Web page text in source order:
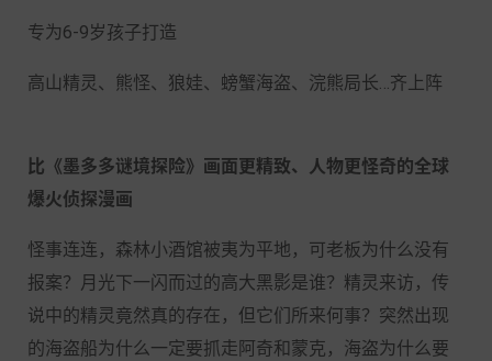
专为6-9岁孩子打造
高山精灵、熊怪、狼娃、螃蟹海盗、浣熊局长…齐上阵
比《墨多多谜境探险》画面更精致、人物更怪奇的全球
爆火侦探漫画
怪事连连，森林小酒馆被夷为平地，可老板为什么没有
报案？月光下一闪而过的高大黑影是谁？精灵来访，传
说中的精灵竟然真的存在，但它们所来何事？突然出现
的海盗船为什么一定要抓走阿奇和蒙克，海盗为什么要